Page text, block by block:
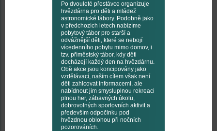
Po dvouleté přestávce organizuje
hvězdárna pro děti a mládež
astronomické tábory. Podobně jako
v předchozích letech nabízíme
pobytový tábor pro starší a
odvážnější děti, které se nebojí
vícedenního pobytu mimo domov, i
tzv. příměstský tábor, kdy děti
docházejí každý den na hvězdárnu.
Obě akce jsou koncipovány jako
vzdělávací, naším cílem však není
děti zahlcovat informacemi, ale
nabídnout jim smysluplnou rekreaci
plnou her, zábavných úkolů,
dobrovolných sportovních aktivit a
především odpočinku pod
hvězdnou oblohou při nočních
pozorováních.